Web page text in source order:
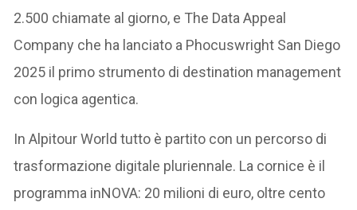
2.500 chiamate al giorno, e The Data Appeal
Company che ha lanciato a Phocuswright San Diego
2025 il primo strumento di destination management
con logica agentica.
In Alpitour World tutto è partito con un percorso di
trasformazione digitale pluriennale. La cornice è il
programma inNOVA: 20 milioni di euro, oltre cento